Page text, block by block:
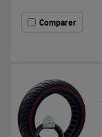
Comparer